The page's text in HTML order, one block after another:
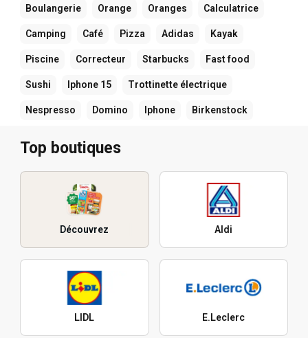
Boulangerie Orange Oranges Calculatrice
Camping Café Pizza Adidas Kayak
Piscine Correcteur Starbucks Fast food
Sushi Iphone 15 Trottinette électrique
Nespresso Domino Iphone Birkenstock
Top boutiques
Découvrez Aldi
LIDL E.Leclerc